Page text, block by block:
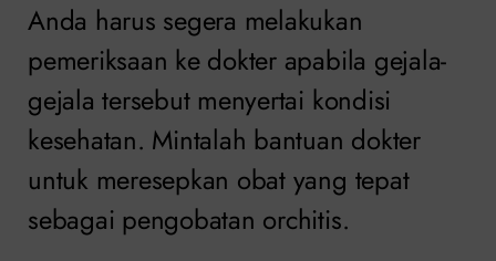
Anda harus segera melakukan
pemeriksaan ke dokter apabila gejala-
gejala tersebut menyertai kondisi
kesehatan. Mintalah bantuan dokter
untuk meresepkan obat yang tepat
sebagai pengobatan orchitis.